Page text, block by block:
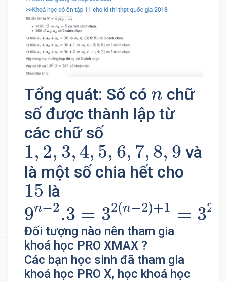
Tổng quát: Số có n
n chữ
số được thành lập từ
các chữ số
1, 2, 3, 4, 5, 6, 7, 8, 9
1,2,3,4,5,6 7,8 ,9
và
là một số chia hết cho
15
15 là
9n−2.3 = 32(n−2)+1 = 32
9n −2 .3 32(n −2 ) + 32
Đối tượng nào nên tham gia
khoá học PRO XMAX ?
Các bạn học sinh đã tham gia
khoá học PRO X, học khoá học